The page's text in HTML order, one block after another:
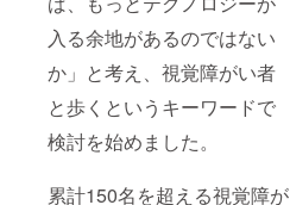
入る余地があるのではない
か」と考え、視覚障がい者
と歩くというキーワードで
検討を始めました。
累計150名を超える視覚障が